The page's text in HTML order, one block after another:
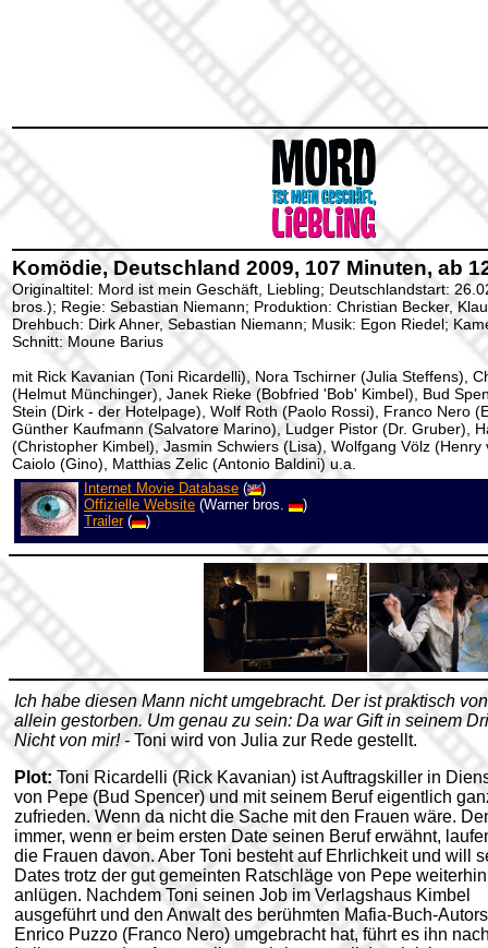
Komödie, Deutschland 2009, 107 Minuten, ab
Originaltitel: Mord ist mein Geschäft, Liebling; Deutschlandstart:
bros.); Regie: Sebastian Niemann; Produktion: Christian Becker,
Drehbuch: Dirk Ahner, Sebastian Niemann; Musik: Egon Riedel;
Schnitt: Moune Barius
mit Rick Kavanian (Toni Ricardelli), Nora Tschirner (Julia Steffens),
(Helmut Münchinger), Janek Rieke (Bobfried 'Bob' Kimbel), Bud
Stein (Dirk - der Hotelpage), Wolf Roth (Paolo Rossi), Franco Nero
Günther Kaufmann (Salvatore Marino), Ludger Pistor (Dr. Gruber),
(Christopher Kimbel), Jasmin Schwiers (Lisa), Wolfgang Völz (Henry
Caiolo (Gino), Matthias Zelic (Antonio Baldini) u.a.
Internet Movie Database (
)
Offizielle Website (Warner bros.
)
Trailer( )
Ich habe diesen Mann nicht umgebracht. Der ist praktisch von
allein gestorben. Um genau zu sein: Da war Gift in seinem
Nicht von mir! -Toni wird von Julia zur Rede gestellt.
Plot: Toni Ricardelli (Rick Kavanian) ist Auftragskiller in
von Pepe (Bud Spencer) und mit seinem Beruf eigentlich
zufrieden. Wenn da nicht die Sache mit den Frauen wäre.
immer, wenn er beim ersten Date seinen Beruf erwähnt,
die Frauen davon. Aber Toni besteht auf Ehrlichkeit und will
Dates trotz der gut gemeinten Ratschläge von Pepe
anlügen. Nachdem Toni seinen Job im Verlagshaus Kimbel
ausgeführt und den Anwalt des berühmten Mafia-Buch-Autors
Enrico Puzzo (Franco Nero) umgebracht hat, führt es ihn